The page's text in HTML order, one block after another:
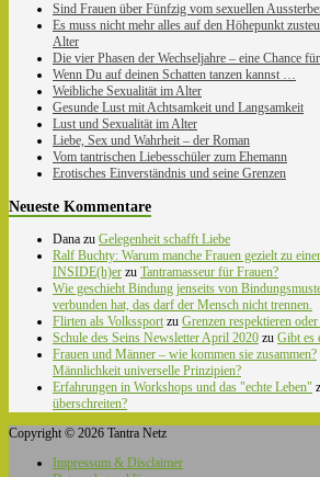
Sind Frauen über Fünfzig vom sexuellen
Es muss nicht mehr alles auf den Höhepunkt
Alter
Die vier Phasen der Wechseljahre – eine Chance
Wenn Du auf deinen Schatten tanzen kannst …
Weibliche Sexualität im Alter
Gesunde Lust mit Achtsamkeit und Langsamkeit
Lust und Sexualität im Alter
Liebe, Sex und Wahrheit – der Roman
Vom tantrischen Liebesschüler zum Ehemann
Erotisches Einverständnis und seine Grenzen
Neueste Kommentare
Dana zu Gelegenheit schafft Liebe
Ralf Buchty: Warum manche Frauen gezielt zu
INSIDE(h)er zu Tantramasseur für Frauen?
Wie geschieht Bindung jenseits von
verbunden hat, das darf der Mensch nicht trennen.
Flirten als Volkssport zu Grenzen respektieren
Schule des Seins Newsletter April 2020 zu Gibt es
Frauen und Männer – wie kommen sie zusammen?
Männlichkeit universelle Prinzipien?
Erfahrungen in Workshops und das "echte Leben"
überschreiten?
Copyright © 2026 Tantra Netz
Impressum & Disclaimer